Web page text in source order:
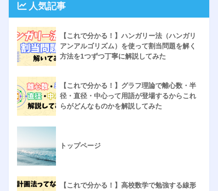
人気記事
【これで分かる！】ハンガリー法（ハンガリ
アンアルゴリズム）を使って割当問題を解く
方法を1つずつ丁寧に解説してみた
【これで分かる！】グラフ理論で離心数・半
径・直径・中心って用語が登場するからこれ
らがどんなものかを解説してみた
トップページ
【これで分かる！】高校数学で勉強する線形